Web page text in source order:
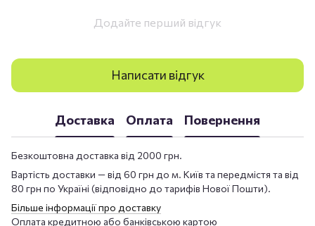
Додайте перший відгук
Написати відгук
Доставка Оплата Повернення
Безкоштовна доставка від 2000 грн.
Вартість доставки — від 60 грн до м. Київ та передмістя та від
80 грн по Україні (відповідно до тарифів Нової Пошти).
Більше інформації про доставку
Оплата кредитною або банківською картою